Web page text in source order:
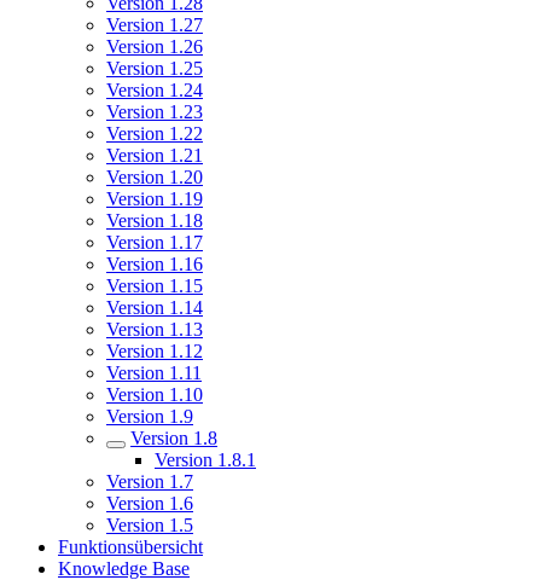
Version 1.27
Version 1.26
Version 1.25
Version 1.24
Version 1.23
Version 1.22
Version 1.21
Version 1.20
Version 1.19
Version 1.18
Version 1.17
Version 1.16
Version 1.15
Version 1.14
Version 1.13
Version 1.12
Version 1.11
Version 1.10
Version 1.9
Version 1.8
Version 1.8.1
Version 1.7
Version 1.6
Version 1.5
Funktionsübersicht
Knowledge Base